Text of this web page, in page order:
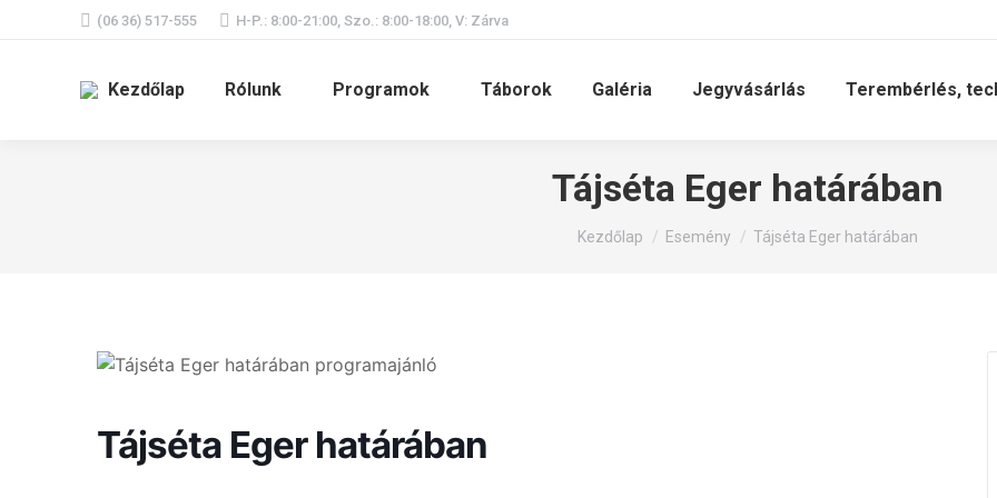
(06 36) 517-555 H-P.: 8:00-21:00, Szo.: 8:00-18:00, V: Zárva
Kezdőlap Rólunk Programok Táborok Galéria Jegyvásárlás Terembérlés,
Tájséta Eger határában
You are here:
Kezdőlap Esemény Tájséta Eger határában
Tájséta Eger határában